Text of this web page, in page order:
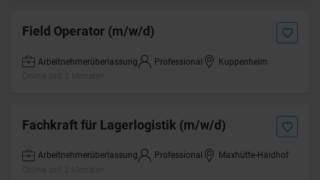
Field Operator (m/w/d)
Arbeitnehmerüberlassung Professional
Kuppenheim
Fachkraft für Lagerlogistik (m/w/d)
Arbeitnehmerüberlassung Professional
Maxhütte-Haidhof